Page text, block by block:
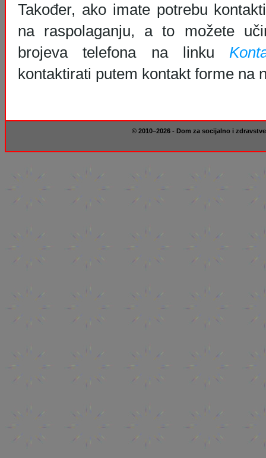
Također, ako imate potrebu
na raspolaganju, a to možete
brojeva telefona na linku
kontaktirati putem kontakt forme na
© 2010–2026 - Dom za socijalno i